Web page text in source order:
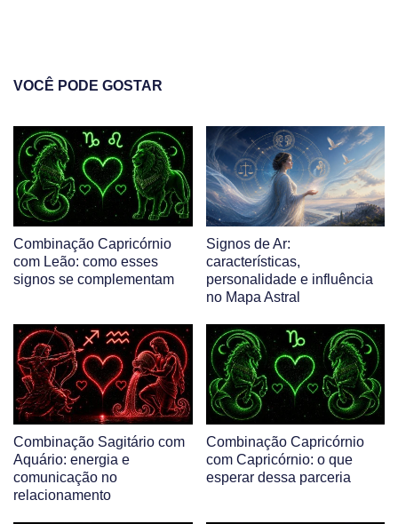
VOCÊ PODE GOSTAR
Combinação Capricórnio
com Leão: como esses
signos se complementam
Signos de Ar:
características,
personalidade e influência
no Mapa Astral
Combinação Sagitário com
Aquário: energia e
comunicação no
relacionamento
Combinação Capricórnio
com Capricórnio: o que
esperar dessa parceria